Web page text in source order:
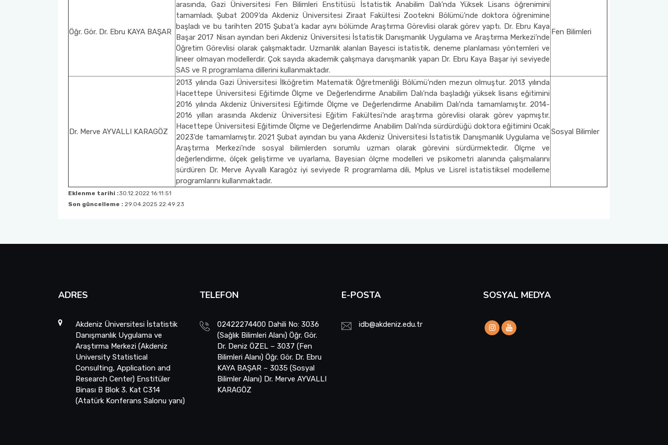
Öğr. Gör. Dr. Ebru KAYA BAŞAR
arasında, Gazi Üniversitesi Fen Bilimleri Enstitüsü İstatistik Anabilim Dalı’nda Yüksek Lisans öğrenimini
tamamladı. Şubat 2009’da Akdeniz Üniversitesi Ziraat Fakültesi Zootekni Bölümü’nde doktora öğrenimine
başladı ve bu tarihten 2015 Şubat’a kadar aynı bölümde Araştırma Görevlisi olarak görev yaptı. Dr. Ebru Kaya
Başar 2017 Nisan ayından beri Akdeniz Üniversitesi İstatistik Danışmanlık Uygulama ve Araştırma Merkezi’nde
Öğretim Görevlisi olarak çalışmaktadır. Uzmanlık alanları Bayesci istatistik, deneme planlaması yöntemleri ve
lineer olmayan modellerdir. Çok sayıda akademik çalışmaya danışmanlık yapan Dr. Ebru Kaya Başar iyi seviyede
SAS ve R programlama dillerini kullanmaktadır.
Fen Bilimleri
Dr. Merve AYVALLI KARAGÖZ
2013 yılında Gazi Üniversitesi İlköğretim Matematik Öğretmenliği Bölümü’nden mezun olmuştur. 2013 yılında
Hacettepe Üniversitesi Eğitimde Ölçme ve Değerlendirme Anabilim Dalı’nda başladığı yüksek lisans eğitimini
2016 yılında Akdeniz Üniversitesi Eğitimde Ölçme ve Değerlendirme Anabilim Dalı’nda tamamlamıştır. 2014-
2016 yılları arasında Akdeniz Üniversitesi Eğitim Fakültesi’nde araştırma görevlisi olarak görev yapmıştır.
Hacettepe Üniversitesi Eğitimde Ölçme ve Değerlendirme Anabilim Dalı’nda sürdürdüğü doktora eğitimini Ocak
2023'de tamamlamıştır. 2021 Şubat ayından bu yana Akdeniz Üniversitesi İstatistik Danışmanlık Uygulama ve
Araştırma Merkezi’nde sosyal bilimlerden sorumlu uzman olarak görevini sürdürmektedir. Ölçme ve
değerlendirme, ölçek geliştirme ve uyarlama, Bayesian ölçme modelleri ve psikometri alanında çalışmalarını
sürdüren Dr. Merve Ayvallı Karagöz iyi seviyede R programlama dili, Mplus ve Lisrel istatistiksel modelleme
programlarını kullanmaktadır.
Sosyal Bilimler
Eklenme tarihi :30.12.2022 16:11:51
Son güncelleme : 29.04.2025 22:49:23
ADRES
Akdeniz Üniversitesi İstatistik
Danışmanlık Uygulama ve
Araştırma Merkezi (Akdeniz
University Statistical
Consulting, Application and
Research Center) Enstitüler
Binası B Blok 3. Kat C314
(Atatürk Konferans Salonu yanı)
TELEFON
02422274400 Dahili No: 3036
(Sağlık Bilimleri Alanı) Öğr. Gör.
Dr. Deniz ÖZEL – 3037 (Fen
Bilimleri Alanı) Öğr. Gör. Dr. Ebru
KAYA BAŞAR – 3035 (Sosyal
Bilimler Alanı) Dr. Merve AYVALLI
KARAGÖZ
E-POSTA
idb@akdeniz.edu.tr
SOSYAL MEDYA